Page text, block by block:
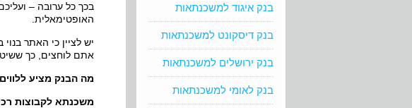
בנק איגוד למשכנתאות
בנק דיסקונט למשכנתאות
בנק ירושלים למשכנתאות
בנק לאומי למשכנתאות
בכך כל ערובה –
האופטימאלית.
יש לציין כי האתר
אתם לוחצים, כך
מה הבנק מציע
משכנתא לקבוצות